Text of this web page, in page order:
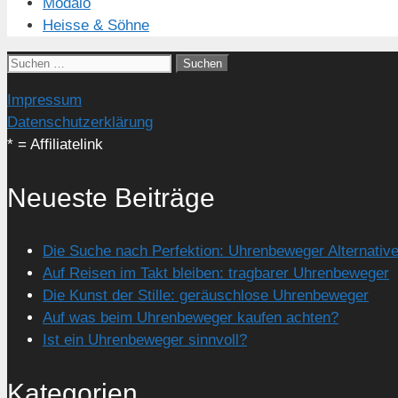
Heisse & Söhne
Suchen
Impressum
Datenschutzerklärung
* = Affiliatelink
Neueste Beiträge
Die Suche nach Perfektion: Uhrenbeweger Alternative
Auf Reisen im Takt bleiben: tragbarer Uhrenbeweger
Die Kunst der Stille: geräuschlose Uhrenbeweger
Auf was beim Uhrenbeweger kaufen achten?
Ist ein Uhrenbeweger sinnvoll?